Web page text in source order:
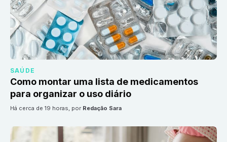
SAÚDE
Como montar uma lista de medicamentos
para organizar o uso diário
há cerca de 19 horas, por Redação Sara